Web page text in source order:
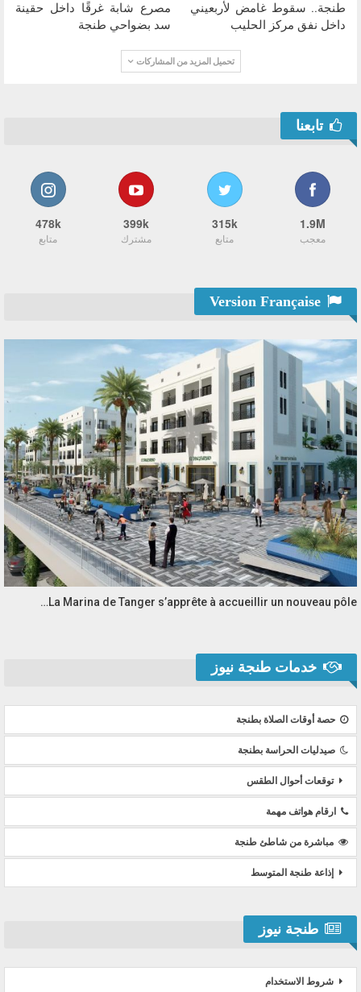
طنجة.. سقوط غامض لأربعيني
داخل نفق مركز الحليب
مصرع شابة غرقًا داخل حقينة
سد بضواحي طنجة
تحميل المزيد من المشاركات
تابعنا
1.9M
معجب
315k
متابع
399k
مشترك
478k
متابع
La Marina de Tanger s’apprête à accueillir un nouveau pôle…
خدمات طنجة نيوز
حصة أوقات الصلاة بطنجة
صيدليات الحراسة بطنجة
توقعات أحوال الطقس
ارقام هواتف مهمة
مباشرة من شاطئ طنجة
إذاعة طنجة المتوسط
طنجة نيوز
شروط الاستخدام